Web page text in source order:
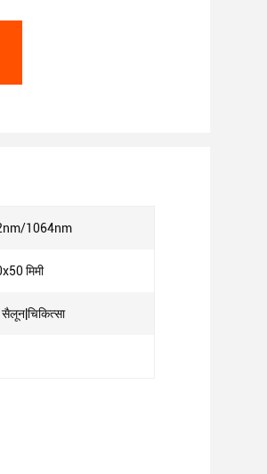
1064nm
मिमी
सैलून|चिकित्सा